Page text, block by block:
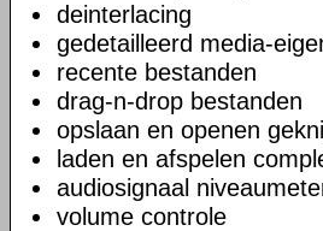
deinterlacing
gedetailleerd media-
recente bestanden
drag-n-drop bestanden
opslaan en openen
laden en afspelen
audiosignaal
volume controle